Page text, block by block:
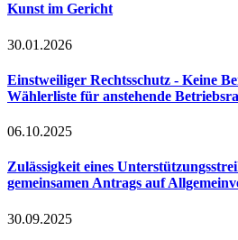
Kunst im Gericht
30.01.2026
Einstweiliger Rechtsschutz - Keine
Wählerliste für anstehende
06.10.2025
Zulässigkeit eines
gemeinsamen Antrags auf
30.09.2025